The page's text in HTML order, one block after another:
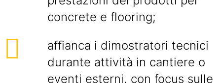
concrete e flooring;
affianca i dimostratori tecnici
durante attività in cantiere o
eventi esterni, con focus sulle